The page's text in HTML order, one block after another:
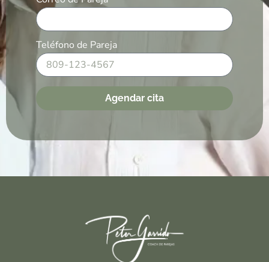
Teléfono de Pareja
Agendar cita